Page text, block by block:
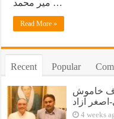
مير محمد …
Read More »
Recent Popular
خاموش
اصغر آزاد
4 weeks